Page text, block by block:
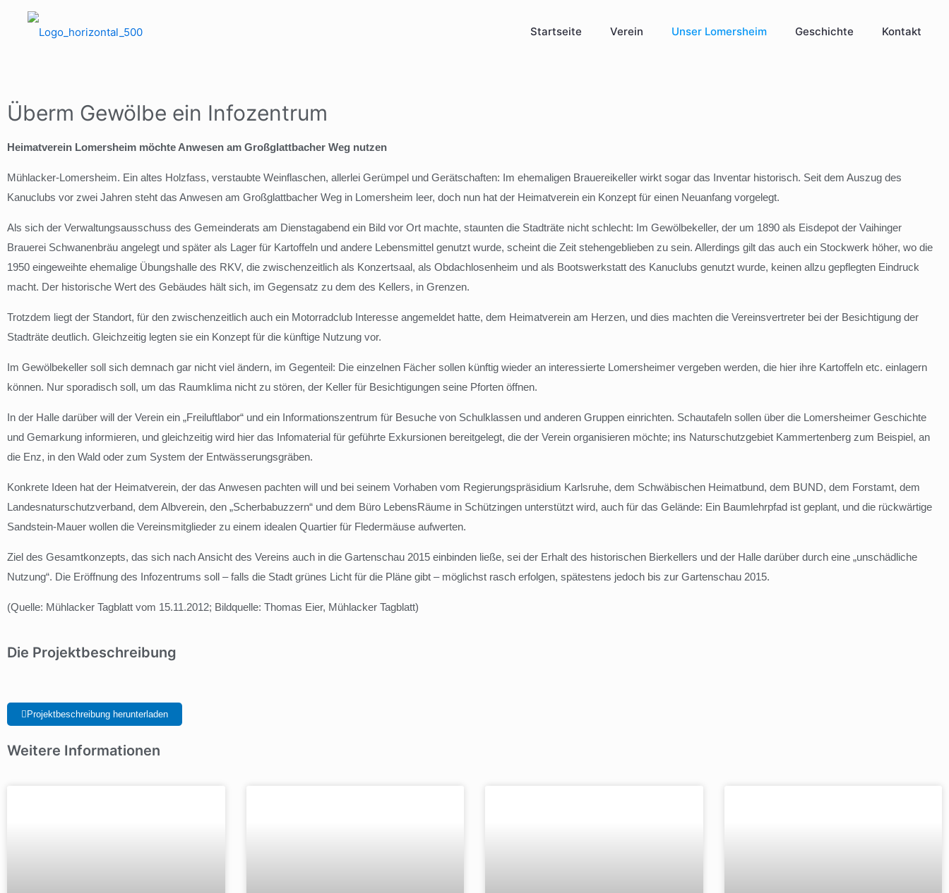
Startseite Verein Unser Lomersheim Geschichte Kontakt
Überm Gewölbe ein Infozentrum
Heimatverein Lomersheim möchte Anwesen am Großglattbacher Weg nutzen
Mühlacker-Lomersheim. Ein altes Holzfass, verstaubte Weinflaschen, allerlei Gerümpel und Gerätschaften: Im ehemaligen Brauereikeller wirkt sogar das Inventar historisch. Seit dem Auszug des
Kanuclubs vor zwei Jahren steht das Anwesen am Großglattbacher Weg in Lomersheim leer, doch nun hat der Heimatverein ein Konzept für einen Neuanfang vorgelegt.
Als sich der Verwaltungsausschuss des Gemeinderats am Dienstagabend ein Bild vor Ort machte, staunten die Stadträte nicht schlecht: Im Gewölbekeller, der um 1890 als Eisdepot der Vaihinger
Brauerei Schwanenbräu angelegt und später als Lager für Kartoffeln und andere Lebensmittel genutzt wurde, scheint die Zeit stehengeblieben zu sein. Allerdings gilt das auch ein Stockwerk höher, wo die
1950 eingeweihte ehemalige Übungshalle des RKV, die zwischenzeitlich als Konzertsaal, als Obdachlosenheim und als Bootswerkstatt des Kanuclubs genutzt wurde, keinen allzu gepflegten Eindruck
macht. Der historische Wert des Gebäudes hält sich, im Gegensatz zu dem des Kellers, in Grenzen.
Trotzdem liegt der Standort, für den zwischenzeitlich auch ein Motorradclub Interesse angemeldet hatte, dem Heimatverein am Herzen, und dies machten die Vereinsvertreter bei der Besichtigung der
Stadträte deutlich. Gleichzeitig legten sie ein Konzept für die künftige Nutzung vor.
Im Gewölbekeller soll sich demnach gar nicht viel ändern, im Gegenteil: Die einzelnen Fächer sollen künftig wieder an interessierte Lomersheimer vergeben werden, die hier ihre Kartoffeln etc. einlagern
können. Nur sporadisch soll, um das Raumklima nicht zu stören, der Keller für Besichtigungen seine Pforten öffnen.
In der Halle darüber will der Verein ein „Freiluftlabor“ und ein Informationszentrum für Besuche von Schulklassen und anderen Gruppen einrichten. Schautafeln sollen über die Lomersheimer Geschichte
und Gemarkung informieren, und gleichzeitig wird hier das Infomaterial für geführte Exkursionen bereitgelegt, die der Verein organisieren möchte; ins Naturschutzgebiet Kammertenberg zum Beispiel, an
die Enz, in den Wald oder zum System der Entwässerungsgräben.
Konkrete Ideen hat der Heimatverein, der das Anwesen pachten will und bei seinem Vorhaben vom Regierungspräsidium Karlsruhe, dem Schwäbischen Heimatbund, dem BUND, dem Forstamt, dem
Landesnaturschutzverband, dem Albverein, den „Scherbabuzzern“ und dem Büro LebensRäume in Schützingen unterstützt wird, auch für das Gelände: Ein Baumlehrpfad ist geplant, und die rückwärtige
Sandstein-Mauer wollen die Vereinsmitglieder zu einem idealen Quartier für Fledermäuse aufwerten.
Ziel des Gesamtkonzepts, das sich nach Ansicht des Vereins auch in die Gartenschau 2015 einbinden ließe, sei der Erhalt des historischen Bierkellers und der Halle darüber durch eine „unschädliche
Nutzung“. Die Eröffnung des Infozentrums soll – falls die Stadt grünes Licht für die Pläne gibt – möglichst rasch erfolgen, spätestens jedoch bis zur Gartenschau 2015.
(Quelle: Mühlacker Tagblatt vom 15.11.2012; Bildquelle: Thomas Eier, Mühlacker Tagblatt)
Die Projektbeschreibung
Projektbeschreibung herunterladen
Weitere Informationen